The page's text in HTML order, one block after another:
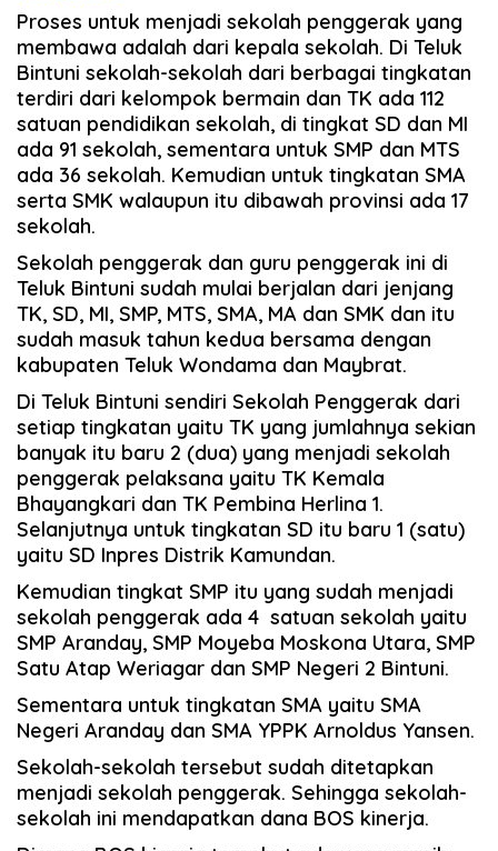
Proses untuk menjadi sekolah penggerak yang
membawa adalah dari kepala sekolah. Di Teluk
Bintuni sekolah-sekolah dari berbagai tingkatan
terdiri dari kelompok bermain dan TK ada 112
satuan pendidikan sekolah, di tingkat SD dan MI
ada 91 sekolah, sementara untuk SMP dan MTS
ada 36 sekolah. Kemudian untuk tingkatan SMA
serta SMK walaupun itu dibawah provinsi ada 17
sekolah.
Sekolah penggerak dan guru penggerak ini di
Teluk Bintuni sudah mulai berjalan dari jenjang
TK, SD, MI, SMP, MTS, SMA, MA dan SMK dan itu
sudah masuk tahun kedua bersama dengan
kabupaten Teluk Wondama dan Maybrat.
Di Teluk Bintuni sendiri Sekolah Penggerak dari
setiap tingkatan yaitu TK yang jumlahnya sekian
banyak itu baru 2 (dua) yang menjadi sekolah
penggerak pelaksana yaitu TK Kemala
Bhayangkari dan TK Pembina Herlina 1.
Selanjutnya untuk tingkatan SD itu baru 1 (satu)
yaitu SD Inpres Distrik Kamundan.
Kemudian tingkat SMP itu yang sudah menjadi
sekolah penggerak ada 4 satuan sekolah yaitu
SMP Aranday, SMP Moyeba Moskona Utara, SMP
Satu Atap Weriagar dan SMP Negeri 2 Bintuni.
Sementara untuk tingkatan SMA yaitu SMA
Negeri Aranday dan SMA YPPK Arnoldus Yansen.
Sekolah-sekolah tersebut sudah ditetapkan
menjadi sekolah penggerak. Sehingga sekolah-
sekolah ini mendapatkan dana BOS kinerja.